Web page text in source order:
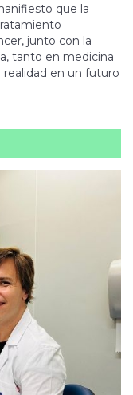
que la
junto con la
tanto en medicina
en un futuro